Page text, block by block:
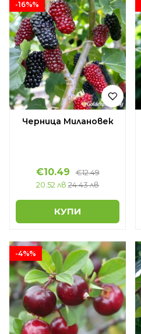
-16%%
Черница Милановек
€10.49
€12.49
20.52 лв 24.43 лв
КУПИ
-4%%